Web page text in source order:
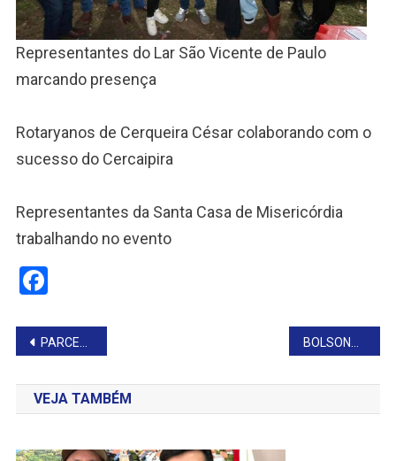
Representantes do Lar São Vicente de Paulo
marcando presença
Rotaryanos de Cerqueira César colaborando com o
sucesso do Cercaipira
Representantes da Santa Casa de Misericórdia
trabalhando no evento
Facebook
Navegação
de
Post
PARCERIA BUSCA IMPULSIONAR A ECONOMIA REGIONAL
VEJA TAMBÉM